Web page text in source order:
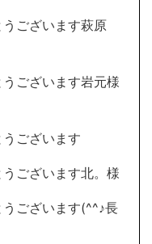
ございます萩原
ございます岩元様
ございます
ございます北。様
ございます(^^♪長